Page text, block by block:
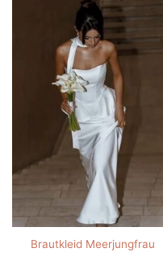
Brautkleid Meerjungfrau